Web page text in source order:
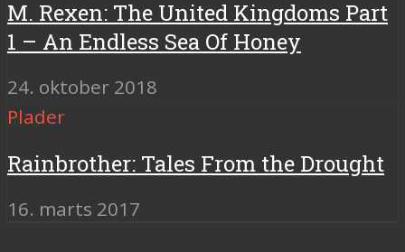
M. Rexen: The United Kingdoms Part
1 – An Endless Sea Of Honey
24. oktober 2018
Plader
Rainbrother: Tales From the Drought
16. marts 2017